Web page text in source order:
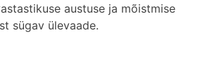
austuse ja mõistmise
sügav ülevaade.